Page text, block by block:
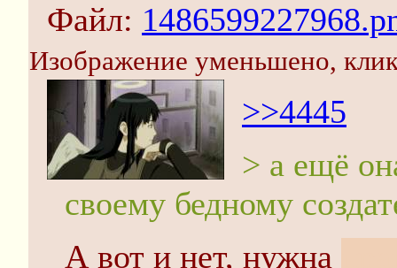
Файл:
Изображение уменьшено,
>>4445
> а ещё
своему бедному
А вот и нет, нужна